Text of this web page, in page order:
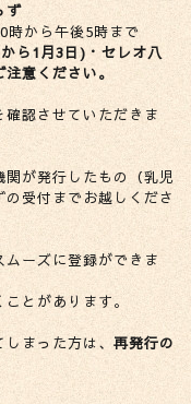
ず
時から午後5時まで
ら1月3日)・セレオ八
意ください。
認させていただきま
が発行したもの（乳児
受付までお越しくださ
ーズに登録ができま
とがあります。
しまった方は、再発行の